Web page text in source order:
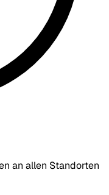
an allen Standorten